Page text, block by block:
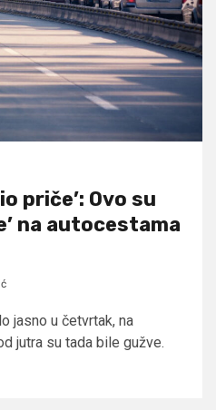
priče’: Ovo su
na autocestama
jasno u četvrtak, na
jutra su tada bile gužve.